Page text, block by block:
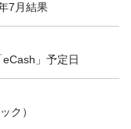
7月結果
」予定日
ク）